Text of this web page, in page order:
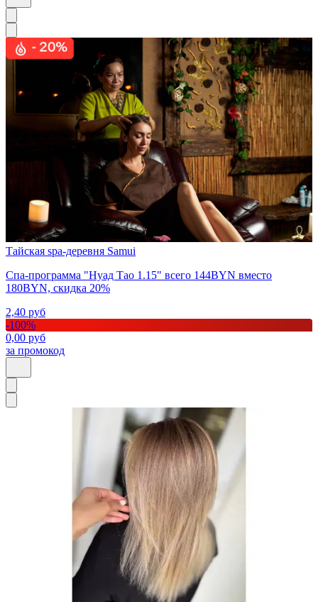
Тайская spa-деревня Samui
Спа-программа "Нуад Тао 1.15" всего 144BYN вместо
180BYN, скидка 20%
2,40 руб
-100%
0,00 руб
за промокод